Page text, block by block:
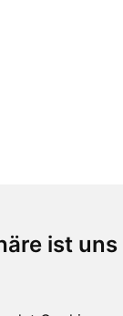
ist uns